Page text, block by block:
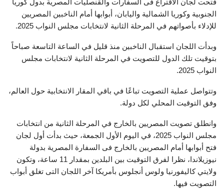
الجنوبية وكوريا الشمالية واليابان، أبوابها أمام الناخبين المصريين
للإدلاء بأصواتهم في المرحلة الثانية لانتخابات مجلس النواب 2025.
وبدأت اللجان استقبال الناخبين منذ قليل في الساعة التاسعة صباحاً
بتوقيت تلك الدول للتصويت في المرحلة الثانية لانتخابات مجلس
النواب 2025.
وتتواصل عملية التصويت تباعًا في باقي المقار الانتخابية حول العالم،
وفق التوقيت المحلي لكل دولة.
وانطلق تصويت المصريين بالخارج في المرحلة الثانية من انتخابات
مجلس النواب 2025، في اليوم الأول الجمعة، حيث بدأت أول لجان
فتح أبوابها أمام المصريين بالخارج فى السفارة المصرية بدولة
نيوزيلاندا، نظرا لفرق التوقيت بين البلدين بمقدار 11 ساعة، وتكون
ولايتي كاليفورنيا ولوس أنجلوس بأمريكا آخر اللجان التى تغلق أبواب
التصويت فيها.